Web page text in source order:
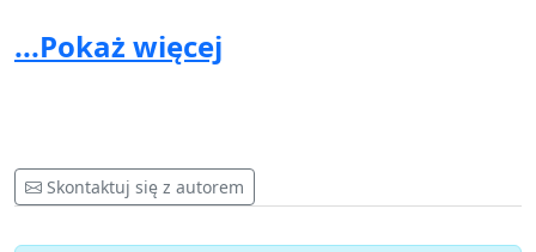
Udział dzieci w polowaniach mimo negatywnej
opinii Rzecznika Praw Dziecka, Ministerstwa
Wystarczy przeczytać projekt ustawy i kilka innych
aktów prawnych związanych z Łowiectwem by
...Pokaż więcej
Skontaktuj się z autorem